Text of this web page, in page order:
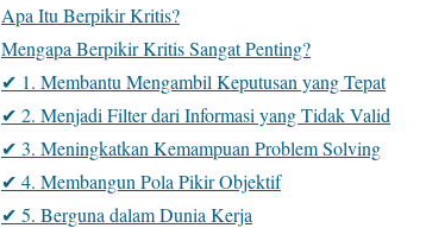
Apa Itu Berpikir Kritis?
Mengapa Berpikir Kritis Sangat Penting?
✔ 1. Membantu Mengambil Keputusan yang Tepat
✔ 2. Menjadi Filter dari Informasi yang Tidak Valid
✔ 3. Meningkatkan Kemampuan Problem Solving
✔ 4. Membangun Pola Pikir Objektif
✔ 5. Berguna dalam Dunia Kerja